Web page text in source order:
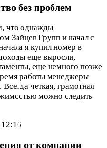
без проблем
что однажды
Зайцев Групп и начал с
я купил номер в
еще выросли,
еще немного позже
работы менеджеры
четкая, грамотная
можно следить
от компании